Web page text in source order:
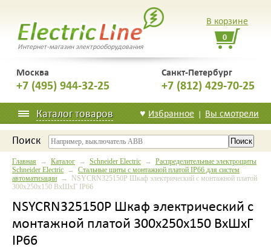
Интернет-магазин электрооборудования
Москва
+7 (495) 944-32-25
Санкт-Петербург
+7 (812) 429-70-25
В корзине
0
Каталог товаров ♥ Избранное | Вы смотрели
Поиск
Главная → Каталог → Schneider Electric → Распределительные электрощиты
Schneider Electric → Стальные щиты с монтажной платой IP66 для систем
автоматизации → NSYCRN325150P Шкаф электрический с монтажной платой
300x250x150 ВхШхГ IP66
NSYCRN325150P Шкаф электрический с
монтажной платой 300x250x150 ВхШхГ
IP66